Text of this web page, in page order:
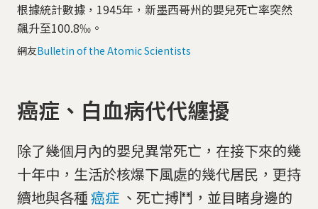
根據統計數據，1945年，新墨西哥州的嬰兒死亡率突然
飆升至100.8‰。
網友Bulletin of the Atomic Scientists
癌症、白血病代代纏擾
除了幾個月內的嬰兒異常死亡，在接下來的幾
十年中，生活於核爆下風處的幾代居民，更持
續地與各種癌症 、死亡搏鬥，並目睹身邊的